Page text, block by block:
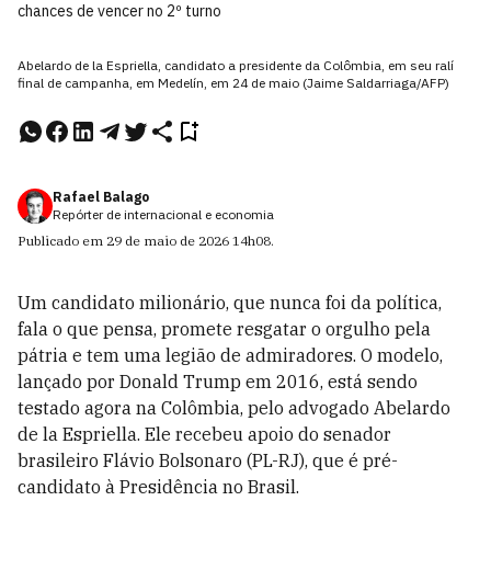
chances de vencer no 2º turno
Abelardo de la Espriella, candidato a presidente da Colômbia, em seu ralí
final de campanha, em Medelín, em 24 de maio (Jaime Saldarriaga/AFP)
Rafael Balago
Repórter de internacional e economia
Publicado em 29 de maio de 2026 14h08.
Um candidato milionário, que nunca foi da política,
fala o que pensa, promete resgatar o orgulho pela
pátria e tem uma legião de admiradores. O modelo,
lançado por Donald Trump em 2016, está sendo
testado agora na Colômbia, pelo advogado Abelardo
de la Espriella. Ele recebeu apoio do senador
brasileiro Flávio Bolsonaro (PL-RJ), que é pré-
candidato à Presidência no Brasil.